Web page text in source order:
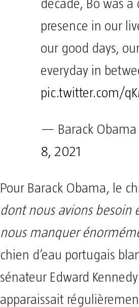
decade, Bo was
presence in our
our good days,
everyday in
pic.twitter.com/
— Barack Obama
8, 2021
Pour Barack Obama, le
dont nous avions besoin
nous manquer
chien d’eau portugais
sénateur Edward
apparaissait